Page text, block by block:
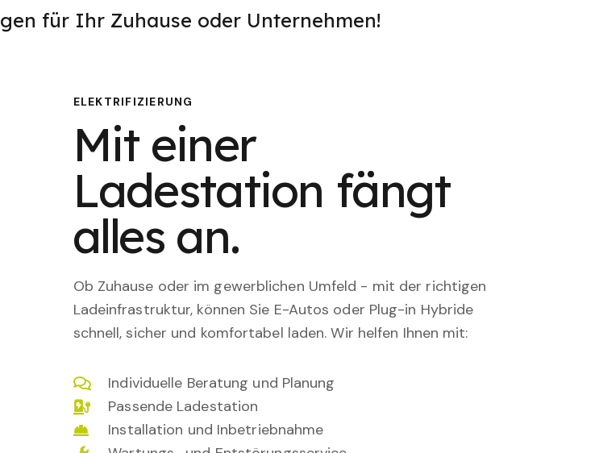
für Ihr Zuhause oder Unternehmen!
ELEKTRIFIZIERUNG
Mit einer
Ladestation fängt
alles an.
Ob Zuhause oder im gewerblichen Umfeld - mit der richtigen
Ladeinfrastruktur, können Sie E-Autos oder Plug-in Hybride
schnell, sicher und komfortabel laden. Wir helfen Ihnen mit:
Individuelle Beratung und Planung
Passende Ladestation
Installation und Inbetriebnahme